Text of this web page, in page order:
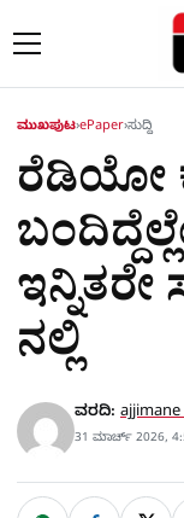
ಮುಖಪುಟ›ePaper›ಸುದ್ದಿ
ರೆಡಿಯೋ
ಇನ್ನಿತರೇ
ನಲ್ಲಿ
ವರದಿ:
31 ಮಾರ್ಚ್ 2026,